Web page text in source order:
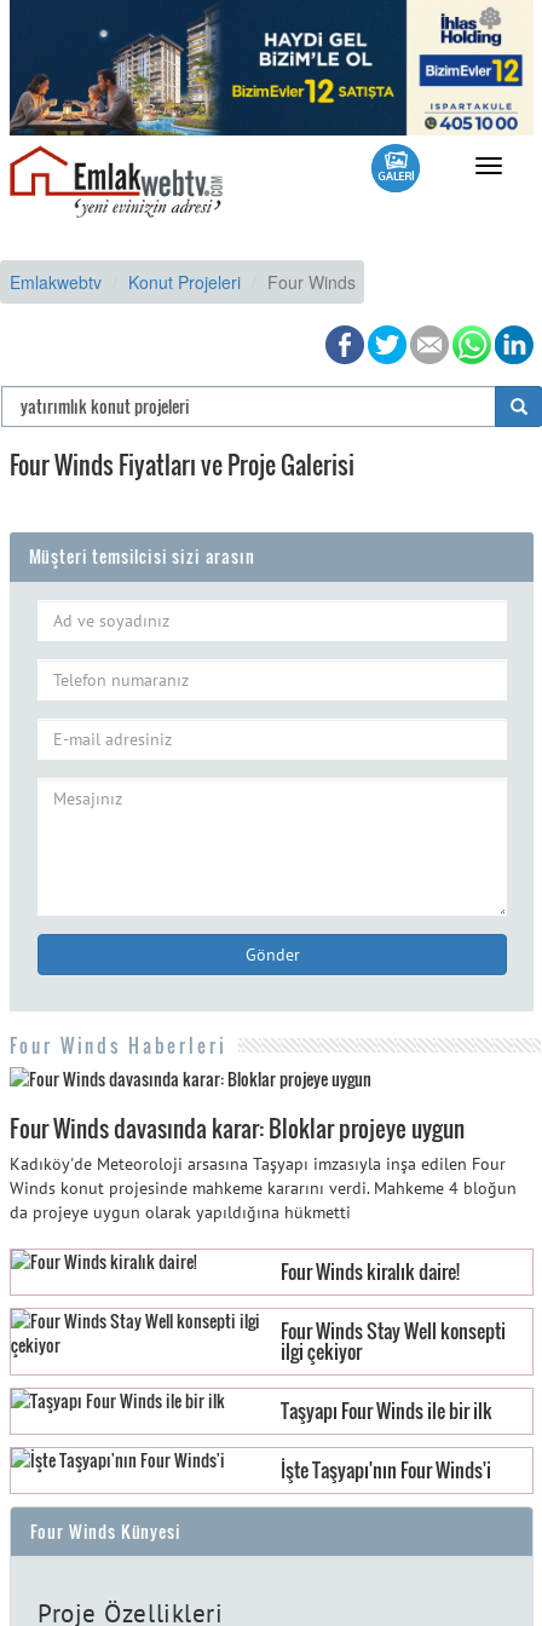
Toggle
Emlakwebtv Konut Projeleri Four Winds
Four Winds Fiyatları ve Proje Galerisi
Müşteri temsilcisi sizi arasın
Gönder
Four Winds Haberleri
Four Winds davasında karar: Bloklar projeye uygun
Kadıköy'de Meteoroloji arsasına Taşyapı imzasıyla inşa edilen Four
Winds konut projesinde mahkeme kararını verdi. Mahkeme 4 bloğun
da projeye uygun olarak yapıldığına hükmetti
Four Winds kiralık daire!
Four Winds Stay Well konsepti
ilgi çekiyor
Taşyapı Four Winds ile bir ilk
İşte Taşyapı'nın Four Winds'i
Four Winds Künyesi
Proje Özellikleri